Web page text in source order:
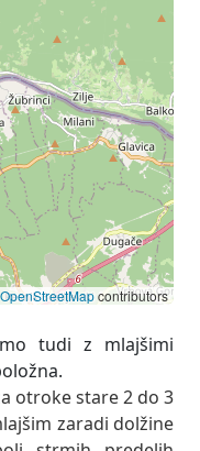
OpenStreetMapcontributors
otroke stare 2 do 3
zaradi dolžine